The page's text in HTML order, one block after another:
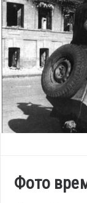
Фото